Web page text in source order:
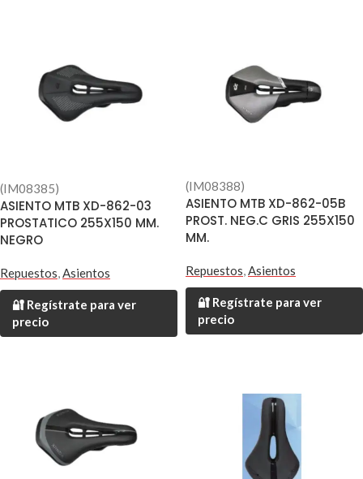
(IM08385)
ASIENTO MTB XD-862-03
PROSTATICO 255X150 MM.
NEGRO
Repuestos,Asientos
🔐 Regístrate para ver
precio
(IM08388)
ASIENTO MTB XD-862-05B
PROST. NEG.C GRIS 255X150
MM.
Repuestos,Asientos
🔐 Regístrate para ver
precio